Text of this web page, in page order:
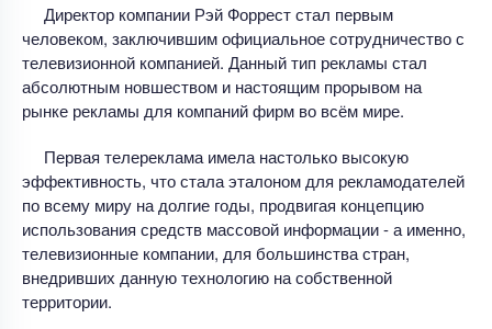
Директор компании Рэй Форрест стал первым
человеком, заключившим официальное сотрудничество с
телевизионной компанией. Данный тип рекламы стал
абсолютным новшеством и настоящим прорывом на
рынке рекламы для компаний фирм во всём мире.
Первая телереклама имела настолько высокую
эффективность, что стала эталоном для рекламодателей
по всему миру на долгие годы, продвигая концепцию
использования средств массовой информации - а именно,
телевизионные компании, для большинства стран,
внедривших данную технологию на собственной
территории.